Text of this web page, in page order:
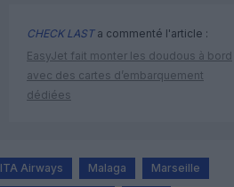
CHECK LASTa commenté l'article :
EasyJet fait monter les doudous à bord
avec des cartes d’embarquement
dédiées
ITA Airways Malaga Marseille